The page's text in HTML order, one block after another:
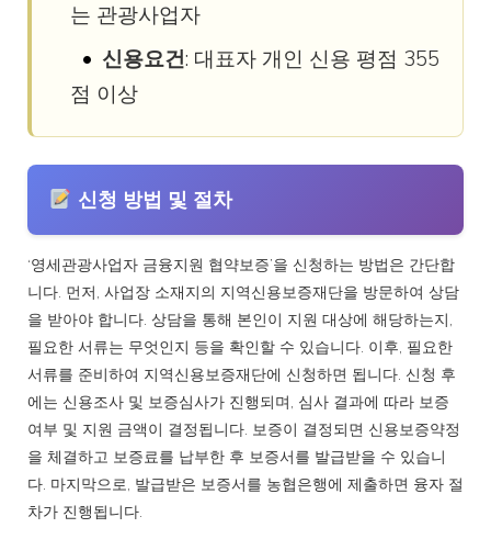
는 관광사업자
신용요건: 대표자 개인 신용 평점 355
점 이상
신청 방법 및 절차
‘영세관광사업자 금융지원 협약보증’을 신청하는 방법은 간단합
니다. 먼저, 사업장 소재지의 지역신용보증재단을 방문하여 상담
을 받아야 합니다. 상담을 통해 본인이 지원 대상에 해당하는지,
필요한 서류는 무엇인지 등을 확인할 수 있습니다. 이후, 필요한
서류를 준비하여 지역신용보증재단에 신청하면 됩니다. 신청 후
에는 신용조사 및 보증심사가 진행되며, 심사 결과에 따라 보증
여부 및 지원 금액이 결정됩니다. 보증이 결정되면 신용보증약정
을 체결하고 보증료를 납부한 후 보증서를 발급받을 수 있습니
다. 마지막으로, 발급받은 보증서를 농협은행에 제출하면 융자 절
차가 진행됩니다.